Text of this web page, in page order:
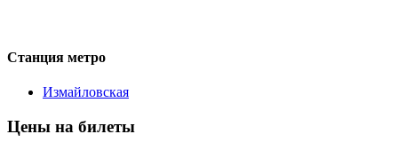
Станция метро
Измайловская
Цены на билеты